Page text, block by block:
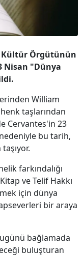
Kültür Örgütünün
Nisan "Dünya
William
taşlarından
Cervantes'in 23
bu tarih,
farkındalığı
ve Telif Hakkı
için dünya
bir araya
bağlamada
buluşturan